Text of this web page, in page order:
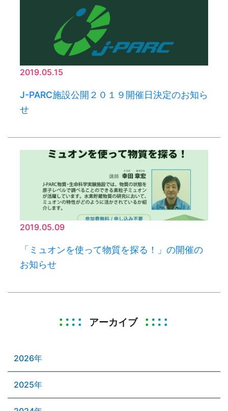
2019.05.15
J-PARC施設公開２０１９開催日決定のお知ら
せ
2019.05.09
「ミュオンを使って物質を探る！」の開催の
お知らせ
アーカイブ
2026年
2025年